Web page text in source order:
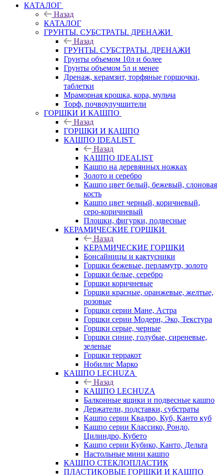
КАТАЛОГ
Назад
КАТАЛОГ
ГРУНТЫ. СУБСТРАТЫ. ДРЕНАЖИ
Назад
ГРУНТЫ. СУБСТРАТЫ. ДРЕНАЖИ
Грунты объемом 10л и более
Грунты объемом 5л и менее
Дренаж, керамзит, торфяные горшочки,
таблетки
Мраморная крошка, кора, мульча
Торф, почвоулучшители
ГОРШКИ И КАШПО
Назад
ГОРШКИ И КАШПО
КАШПО IDEALIST
Назад
КАШПО IDEALIST
Кашпо на деревянных ножках
Золото и серебро
Кашпо цвет белый, бежевый, слоновая
кость
Кашпо цвет черный, коричневый,
серо-коричневый
Плошки, фигурки, подвесные
КЕРАМИЧЕСКИЕ ГОРШКИ
Назад
КЕРАМИЧЕСКИЕ ГОРШКИ
Бонсайницы и кактусники
Горшки бежевые, перламутр, золото
Горшки белые, серебро
Горшки коричневые
Горшки красные, оранжевые, желтые,
розовые
Горшки серии Мане, Астра
Горшки серии Модерн, Эко, Текстура
Горшки серые, черные
Горшки синие, голубые, сиреневые,
зеленые
Горшки терракот
Нобилис Марко
КАШПО LECHUZA
Назад
КАШПО LECHUZA
Балконные ящики и подвесные кашпо
Держатели, подставки, субстраты
Кашпо серии Квадро, Куб, Канто куб
Кашпо серии Классико, Рондо,
Цилиндро, Кубето
Кашпо серии Кубико, Канто, Дельта
Настольные мини кашпо
КАШПО СТЕКЛОПЛАСТИК
ПЛАСТИКОВЫЕ ГОРШКИ И КАШПО